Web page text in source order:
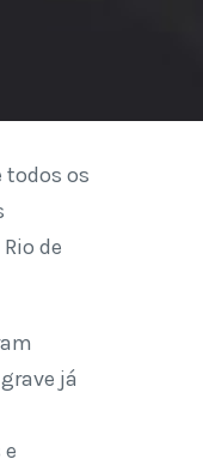
todos os
de
já